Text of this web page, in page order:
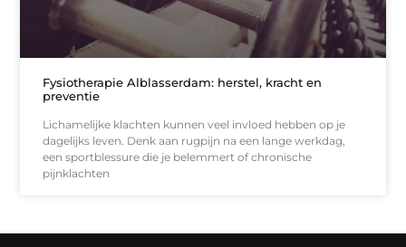
Fysiotherapie Alblasserdam: herstel, kracht en
preventie
Lichamelijke klachten kunnen veel invloed hebben op je
dagelijks leven. Denk aan rugpijn na een lange werkdag,
een sportblessure die je belemmert of chronische
pijnklachten